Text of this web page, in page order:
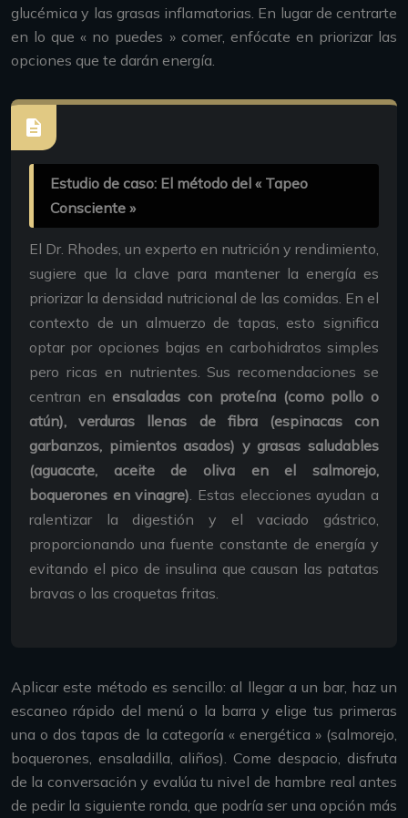
glucémica y las grasas inflamatorias. En lugar de centrarte
en lo que « no puedes » comer, enfócate en priorizar las
opciones que te darán energía.
Estudio de caso: El método del « Tapeo
Consciente »
El Dr. Rhodes, un experto en nutrición y rendimiento,
sugiere que la clave para mantener la energía es
priorizar la densidad nutricional de las comidas. En el
contexto de un almuerzo de tapas, esto significa
optar por opciones bajas en carbohidratos simples
pero ricas en nutrientes. Sus recomendaciones se
centran en ensaladas con proteína (como pollo o
atún), verduras llenas de fibra (espinacas con
garbanzos, pimientos asados) y grasas saludables
(aguacate, aceite de oliva en el salmorejo,
boquerones en vinagre). Estas elecciones ayudan a
ralentizar la digestión y el vaciado gástrico,
proporcionando una fuente constante de energía y
evitando el pico de insulina que causan las patatas
bravas o las croquetas fritas.
Aplicar este método es sencillo: al llegar a un bar, haz un
escaneo rápido del menú o la barra y elige tus primeras
una o dos tapas de la categoría « energética » (salmorejo,
boquerones, ensaladilla, aliños). Come despacio, disfruta
de la conversación y evalúa tu nivel de hambre real antes
de pedir la siguiente ronda, que podría ser una opción más